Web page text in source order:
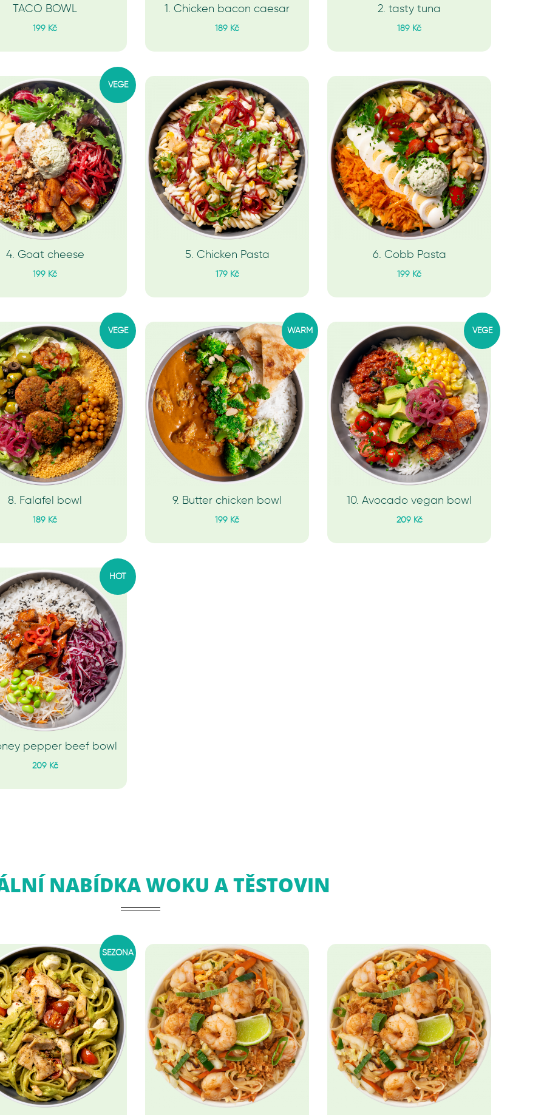
TACO BOWL
199 Kč
1. Chicken bacon caesar
189 Kč
2. tasty tuna
189 Kč
VEGE
4. Goat cheese
199 Kč
5. Chicken Pasta
179 Kč
6. Cobb Pasta
199 Kč
VEGE
8. Falafel bowl
189 Kč
WARM
9. Butter chicken bowl
199 Kč
VEGE
10. Avocado vegan bowl
209 Kč
HOT
pepper beef bowl
209 Kč
NABÍDKA WOKU A TĚSTOVIN
SEZÓNA